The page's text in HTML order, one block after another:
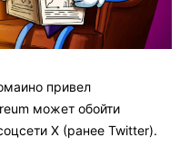
привел
может обойти
X (ранее Twitter).